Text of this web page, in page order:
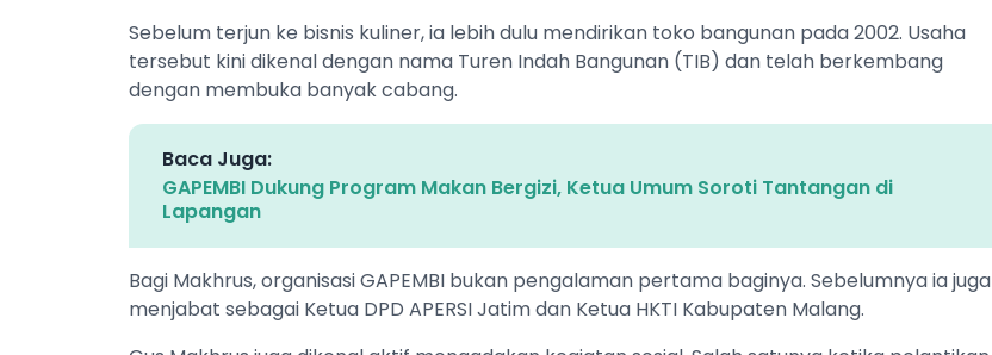
Sebelum terjun ke bisnis kuliner, ia lebih dulu mendirikan toko bangunan pada 2002. Usaha
tersebut kini dikenal dengan nama Turen Indah Bangunan (TIB) dan telah berkembang
dengan membuka banyak cabang.
Baca Juga:
GAPEMBI Dukung Program Makan Bergizi, Ketua Umum Soroti Tantangan di
Lapangan
‎Bagi Makhrus, organisasi GAPEMBI bukan pengalaman pertama baginya. Sebelumnya ia juga
menjabat sebagai Ketua DPD APERSI Jatim dan Ketua HKTI Kabupaten Malang.